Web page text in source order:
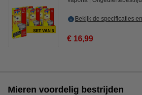
Bekijk de specificaties
€ 16,99
Mieren voordelig bestrijden